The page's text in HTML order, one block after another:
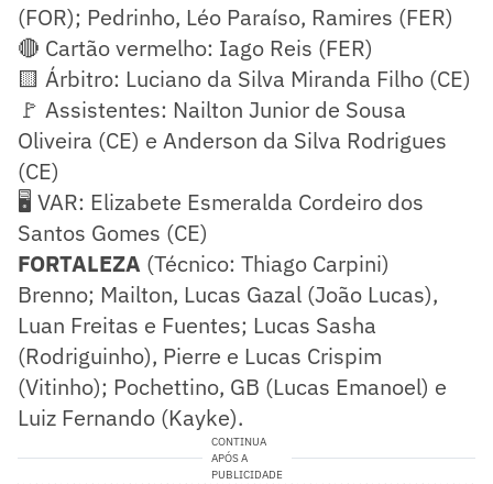
(FOR); Pedrinho, Léo Paraíso, Ramires (FER)
🔴 Cartão vermelho: Iago Reis (FER)
🟨 Árbitro: Luciano da Silva Miranda Filho (CE)
🚩 Assistentes: Nailton Junior de Sousa
Oliveira (CE) e Anderson da Silva Rodrigues
(CE)
🖥️ VAR: Elizabete Esmeralda Cordeiro dos
Santos Gomes (CE)
FORTALEZA (Técnico: Thiago Carpini)
Brenno; Mailton, Lucas Gazal (João Lucas),
Luan Freitas e Fuentes; Lucas Sasha
(Rodriguinho), Pierre e Lucas Crispim
(Vitinho); Pochettino, GB (Lucas Emanoel) e
Luiz Fernando (Kayke).
CONTINUA
APÓS A
PUBLICIDADE